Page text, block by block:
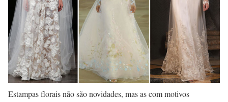
Estampas florais não são novidades, mas as com motivos